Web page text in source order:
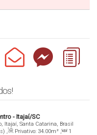
- Itajaí/SC
Itajaí, Santa Catarina, Brasil
, Privativo: 34.00m² ,
1